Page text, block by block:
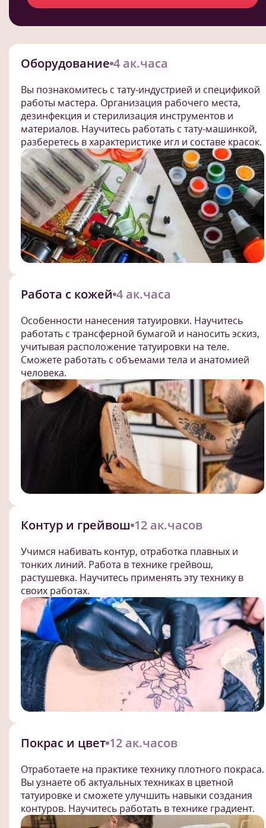
Оборудование 4 ак.часа
Вы познакомитесь с тату-индустрией и спецификой
работы мастера. Организация рабочего места,
дезинфекция и стерилизация инструментов и
материалов. Научитесь работать с тату-машинкой,
разберетесь в характеристике игл и составе красок.
Работа с кожей 4 ак.часа
Особенности нанесения татуировки. Научитесь
работать с трансферной бумагой и наносить эскиз,
учитывая расположение татуировки на теле.
Сможете работать с объемами тела и анатомией
человека.
Контур и грейвош 12 ак.часов
Учимся набивать контур, отработка плавных и
тонких линий. Работа в технике грейвош,
растушевка. Научитесь применять эту технику в
своих работах.
Покрас и цвет 12 ак.часов
Отработаете на практике технику плотного покраса.
Вы узнаете об актуальных техниках в цветной
татуировке и сможете улучшить навыки создания
контуров. Научитесь работать в технике градиент.